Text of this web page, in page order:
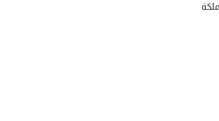
قنصل لمملكة